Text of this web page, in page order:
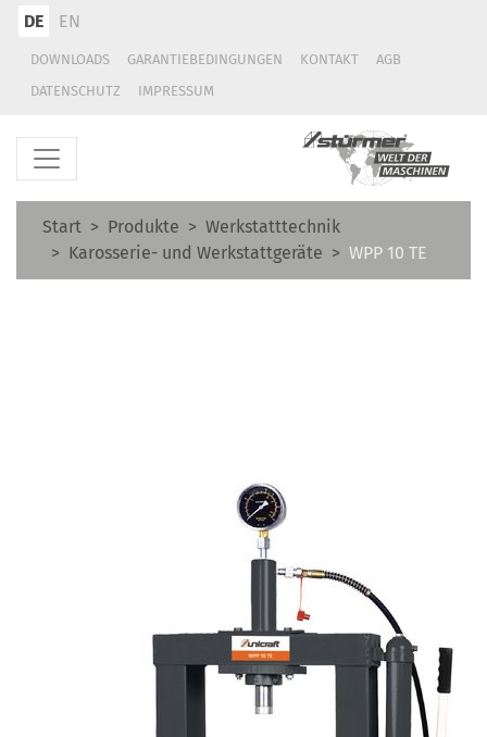
DE EN
DOWNLOADS GARANTIEBEDINGUNGEN KONTAKT
AGB
DATENSCHUTZ
IMPRESSUM
Start Produkte
Werkstatttechnik
Karosserie- und Werkstattgeräte
WPP 10 TE